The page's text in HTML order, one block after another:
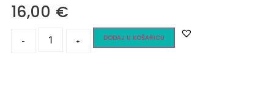
16,00 €
- + DODAJ U KOŠARICU